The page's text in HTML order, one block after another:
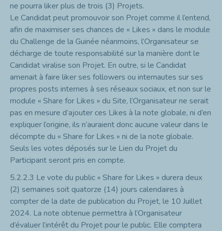
ne pourra liker plus de trois (3) Projets.
Le Candidat peut promouvoir son Projet comme il l’entend,
afin de maximiser ses chances de « Likes » dans le module
du Challenge de la Guinée néanmoins, l’Organisateur se
décharge de toute responsabilité sur la manière dont le
Candidat viralise son Projet. En outre, si le Candidat
amenait à faire liker ses followers ou internautes sur ses
propres posts internes à ses réseaux sociaux, et non sur le
module « Share for Likes » du Site, l’Organisateur ne serait
pas en mesure d’ajouter ces Likes à la note globale, ni d’en
expliquer l’origine, ils n’auraient donc aucune valeur dans le
décompte du « Share for Likes » ni de la note globale.
Seuls les votes déposés sur le Lien du Projet du
Participant seront pris en compte.
5.2.2.3 Le vote du public « Share for Likes » durera deux
(2) semaines soit quatorze (14) jours calendaires à
compter de la date de publication du Projet, le 10 Juillet
2024. La note obtenue permettra à l’Organisateur
d’évaluer l’intérêt du Projet pour le public. Elle comptera